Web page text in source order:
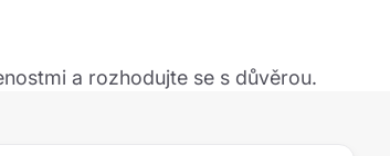
a rozhodujte se s důvěrou.